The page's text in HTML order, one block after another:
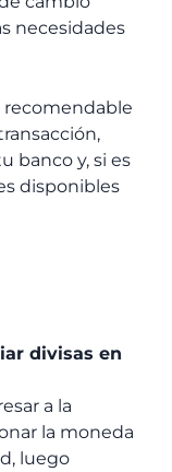
necesidades
recomendable
banco y, si es
disponibles
divisas en
a la
la moneda
luego